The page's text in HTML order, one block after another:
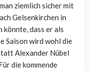
ziemlich sicher mit
Gelsenkirchen in
könnte, dass er als
Saison wird wohl die
Alexander Nübel
die kommende